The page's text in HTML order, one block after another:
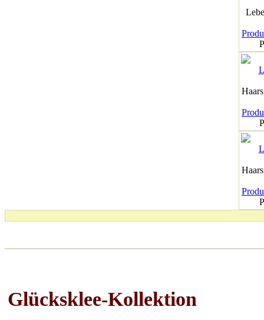
Glücksklee-Kollektion